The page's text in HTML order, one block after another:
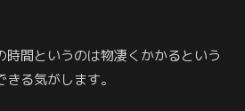
時間というのは物凄くかかるという
る気がします。